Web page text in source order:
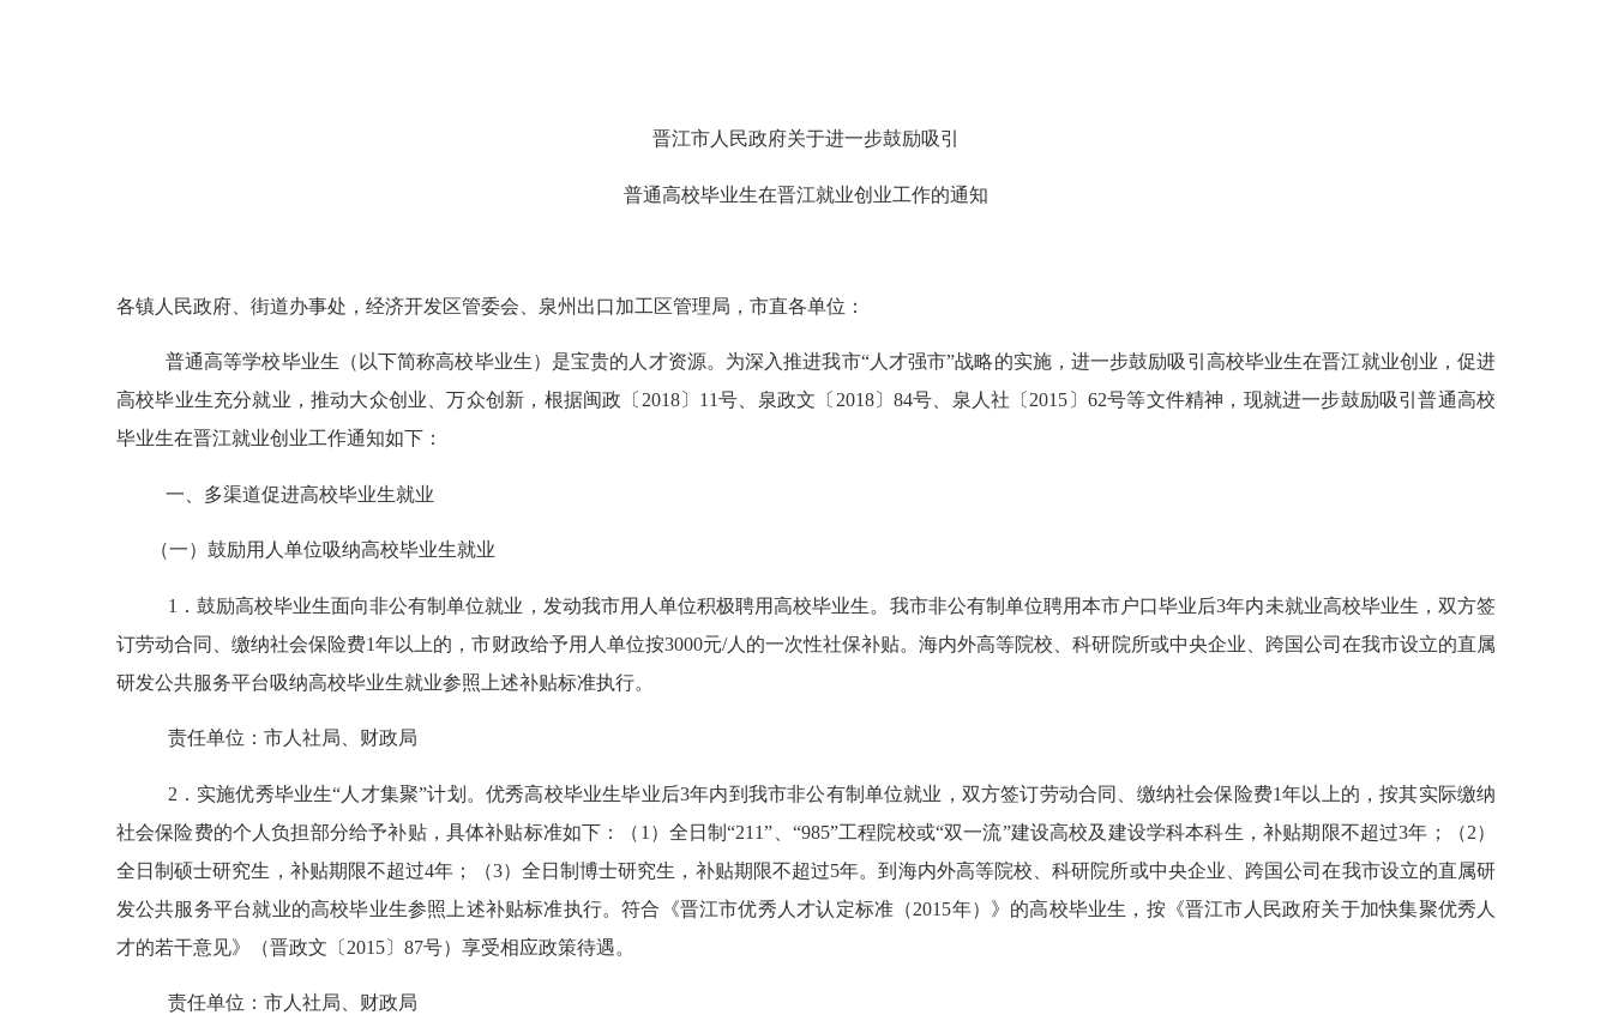
晋江市人民政府关于进一步鼓励吸引
普通高校毕业生在晋江就业创业工作的通知
各镇人民政府、街道办事处，经济开发区管委会、泉州出口加工区管理局，市直各单位：
普通高等学校毕业生（以下简称高校毕业生）是宝贵的人才资源。为深入推进我市“人才强市”战略的实施，进一步鼓励吸引高校毕业生在晋江就业创业，促进
高校毕业生充分就业，推动大众创业、万众创新，根据闽政〔2018〕11号、泉政文〔2018〕84号、泉人社〔2015〕62号等文件精神，现就进一步鼓励吸引普通高校
毕业生在晋江就业创业工作通知如下：
一、多渠道促进高校毕业生就业
（一）鼓励用人单位吸纳高校毕业生就业
1．鼓励高校毕业生面向非公有制单位就业，发动我市用人单位积极聘用高校毕业生。我市非公有制单位聘用本市户口毕业后3年内未就业高校毕业生，双方签
订劳动合同、缴纳社会保险费1年以上的，市财政给予用人单位按3000元/人的一次性社保补贴。海内外高等院校、科研院所或中央企业、跨国公司在我市设立的直属
研发公共服务平台吸纳高校毕业生就业参照上述补贴标准执行。
责任单位：市人社局、财政局
2．实施优秀毕业生“人才集聚”计划。优秀高校毕业生毕业后3年内到我市非公有制单位就业，双方签订劳动合同、缴纳社会保险费1年以上的，按其实际缴纳
社会保险费的个人负担部分给予补贴，具体补贴标准如下：（1）全日制“211”、“985”工程院校或“双一流”建设高校及建设学科本科生，补贴期限不超过3年；（2）
全日制硕士研究生，补贴期限不超过4年；（3）全日制博士研究生，补贴期限不超过5年。到海内外高等院校、科研院所或中央企业、跨国公司在我市设立的直属研
发公共服务平台就业的高校毕业生参照上述补贴标准执行。符合《晋江市优秀人才认定标准（2015年）》的高校毕业生，按《晋江市人民政府关于加快集聚优秀人
才的若干意见》（晋政文〔2015〕87号）享受相应政策待遇。
责任单位：市人社局、财政局